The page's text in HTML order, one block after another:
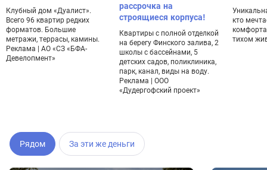
Клубный дом «Дуалист».
Всего 96 квартир редких
форматов. Большие
метражи, террасы, камины.
Реклама | АО «СЗ «БФА-
Девелопмент»
рассрочка на
строящиеся корпуса!
Квартиры с полной отделкой
на берегу Финского залива, 2
школы с бассейнами, 5
детских садов, поликлиника,
парк, канал, виды на воду.
Реклама | ООО
«Дудергофский проект»
кто
тихом
Рядом За эти же деньги